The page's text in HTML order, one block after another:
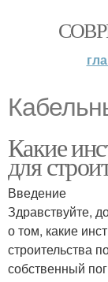
Какие
для
Введение
Здравствуйте,
о том, какие
строительства
собственный